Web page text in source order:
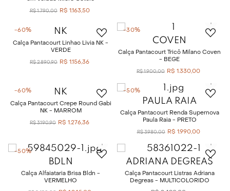
R$ 1.790,00 R$ 1.163,50
-60% NK
Calça Pantacourt Linhao Livia NK -
VERDE
R$ 2.890,90 R$ 1.156,36
-30%
COVEN
Calça Pantacourt Tricô Milano Coven
- BEGE
R$ 1.900,00 R$ 1.330,00
-60% NK
Calça Pantacourt Crepe Round Gabi
NK - MARROM
R$ 3.190,90 R$ 1.276,36
-50%
PAULA RAIA
Calça Pantacourt Renda Supernova
Paula Raia - PRETO
R$ 3.980,00 R$ 1.990,00
-50%
BDLN
Calça Alfaiataria Brisa Bldn -
VERMELHO
ADRIANA DEGREAS
Calça Pantacourt Listras Adriana
Degreas - MULTICOLORIDO